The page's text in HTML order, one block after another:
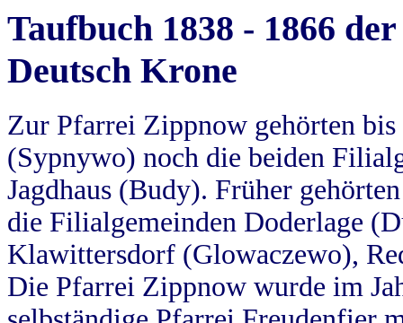
Taufbuch 1838 - 1866
Deutsch Krone
Zur Pfarrei Zippnow gehörten
(Sypnywo) noch die beiden
Jagdhaus (Budy). Früher
die Filialgemeinden Doderlage
Klawittersdorf (Glowaczewo),
Die Pfarrei Zippnow wurde im